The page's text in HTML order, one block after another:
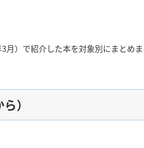
）で紹介した本を対象別にまとめま
）